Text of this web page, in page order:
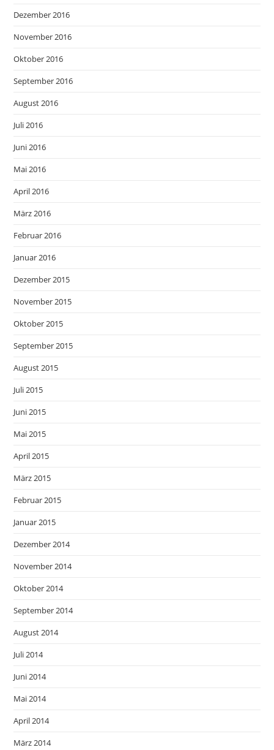
Dezember 2016
November 2016
Oktober 2016
September 2016
August 2016
Juli 2016
Juni 2016
Mai 2016
April 2016
März 2016
Februar 2016
Januar 2016
Dezember 2015
November 2015
Oktober 2015
September 2015
August 2015
Juli 2015
Juni 2015
Mai 2015
April 2015
März 2015
Februar 2015
Januar 2015
Dezember 2014
November 2014
Oktober 2014
September 2014
August 2014
Juli 2014
Juni 2014
Mai 2014
April 2014
März 2014